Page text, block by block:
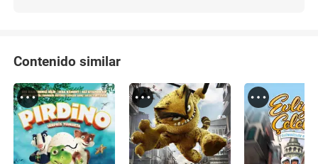
Contenido similar